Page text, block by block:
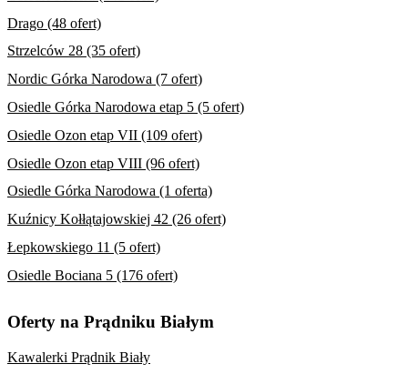
Drago (48 ofert)
Strzelców 28 (35 ofert)
Nordic Górka Narodowa (7 ofert)
Osiedle Górka Narodowa etap 5 (5 ofert)
Osiedle Ozon etap VII (109 ofert)
Osiedle Ozon etap VIII (96 ofert)
Osiedle Górka Narodowa (1 oferta)
Kuźnicy Kołłątajowskiej 42 (26 ofert)
Łepkowskiego 11 (5 ofert)
Osiedle Bociana 5 (176 ofert)
Oferty na Prądniku Białym
Kawalerki Prądnik Biały